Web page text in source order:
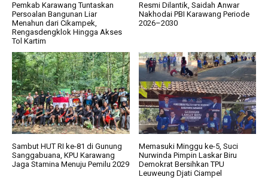
Pemkab Karawang Tuntaskan
Persoalan Bangunan Liar
Menahun dari Cikampek,
Rengasdengklok Hingga Akses
Tol Kartim
Resmi Dilantik, Saidah Anwar
Nakhodai PBI Karawang Periode
2026–2030
Sambut HUT RI ke-81 di Gunung
Sanggabuana, KPU Karawang
Jaga Stamina Menuju Pemilu 2029
Memasuki Minggu ke-5, Suci
Nurwinda Pimpin Laskar Biru
Demokrat Bersihkan TPU
Leuweung Djati Ciampel